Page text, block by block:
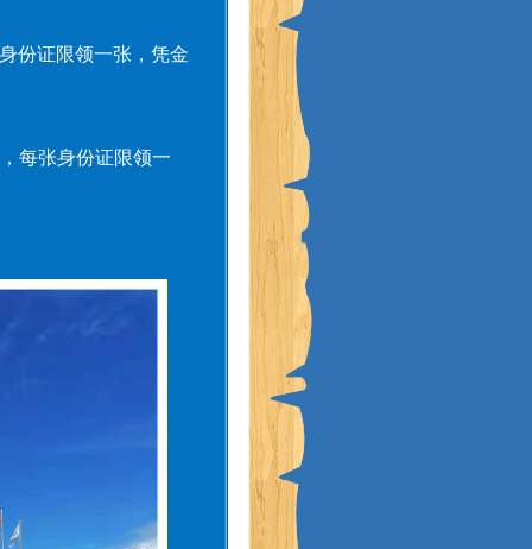
份证限领一张，凭金
每张身份证限领一